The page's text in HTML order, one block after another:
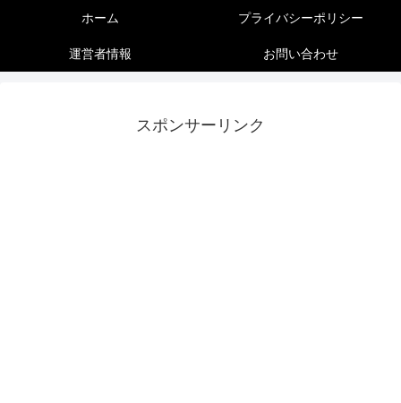
ホーム プライバシーポリシー
運営者情報 お問い合わせ
スポンサーリンク